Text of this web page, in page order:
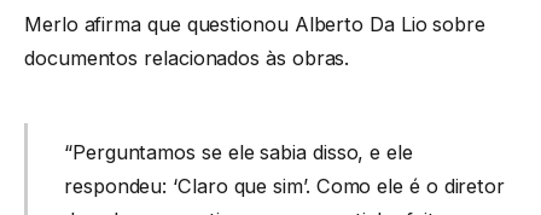
Merlo afirma que questionou Alberto Da Lio sobre
documentos relacionados às obras.
“Perguntamos se ele sabia disso, e ele
respondeu: ‘Claro que sim’. Como ele é o diretor